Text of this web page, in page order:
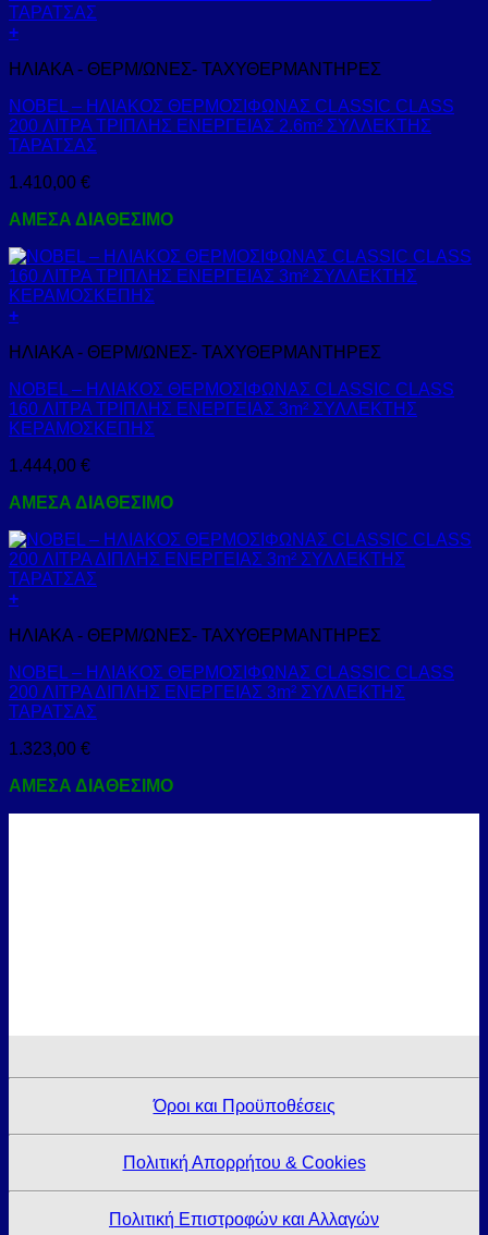
+
ΗΛΙΑΚΑ - ΘΕΡΜ/ΩΝΕΣ- ΤΑΧΥΘΕΡΜΑΝΤΗΡΕΣ
NOBEL – ΗΛΙΑΚΟΣ ΘΕΡΜΟΣΙΦΩΝΑΣ CLASSIC CLASS
200 ΛΙΤΡΑ ΤΡΙΠΛΗΣ ΕΝΕΡΓΕΙΑΣ 2.6m² ΣΥΛΛΕΚΤΗΣ
ΤΑΡΑΤΣΑΣ
1.410,00 €
ΑΜΕΣΑ ΔΙΑΘΕΣΙΜΟ
+
ΗΛΙΑΚΑ - ΘΕΡΜ/ΩΝΕΣ- ΤΑΧΥΘΕΡΜΑΝΤΗΡΕΣ
NOBEL – ΗΛΙΑΚΟΣ ΘΕΡΜΟΣΙΦΩΝΑΣ CLASSIC CLASS
160 ΛΙΤΡΑ ΤΡΙΠΛΗΣ ΕΝΕΡΓΕΙΑΣ 3m² ΣΥΛΛΕΚΤΗΣ
ΚΕΡΑΜΟΣΚΕΠΗΣ
1.444,00 €
ΑΜΕΣΑ ΔΙΑΘΕΣΙΜΟ
+
ΗΛΙΑΚΑ - ΘΕΡΜ/ΩΝΕΣ- ΤΑΧΥΘΕΡΜΑΝΤΗΡΕΣ
NOBEL – ΗΛΙΑΚΟΣ ΘΕΡΜΟΣΙΦΩΝΑΣ CLASSIC CLASS
200 ΛΙΤΡΑ ΔΙΠΛΗΣ ΕΝΕΡΓΕΙΑΣ 3m² ΣΥΛΛΕΚΤΗΣ
ΤΑΡΑΤΣΑΣ
1.323,00 €
ΑΜΕΣΑ ΔΙΑΘΕΣΙΜΟ
Όροι και Προϋποθέσεις
Πολιτική Απορρήτου & Cookies
Πολιτική Επιστροφών και Αλλαγών